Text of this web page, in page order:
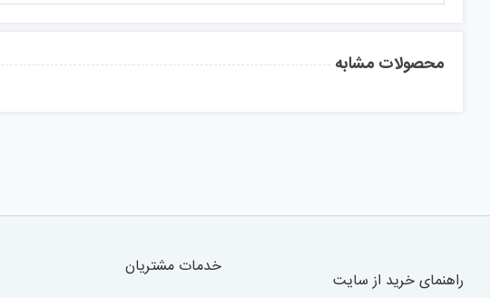
محصولات مشابه
راهنمای خرید از سایت
خدمات مشتریان